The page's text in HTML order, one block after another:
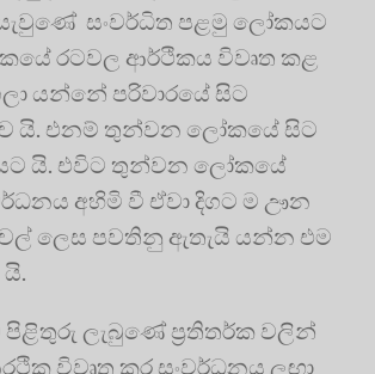
සංවර්ධිත පළමු ලෝකයට
රටවල ආර්ථිකය විවෘත කළ
යන්නේ පරිවාරයේ සිට
යි. එනම් තුන්වන ලෝකයේ සිට
යි. එවිට තුන්වන ලෝකයේ
අහිමි වී ඒවා දිගට ම ඌන
ලෙස පවතිනු ඇතැයි යන්න එම
ලැබුණේ ප්‍රතිතර්ක වලින්
විවෘත කර සංවර්ධනය ලඟා